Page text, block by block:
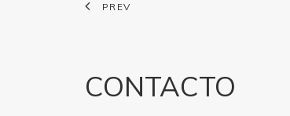
PREV
CONTACTO